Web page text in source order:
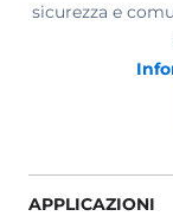
sicurezza e
APPLICAZIONI